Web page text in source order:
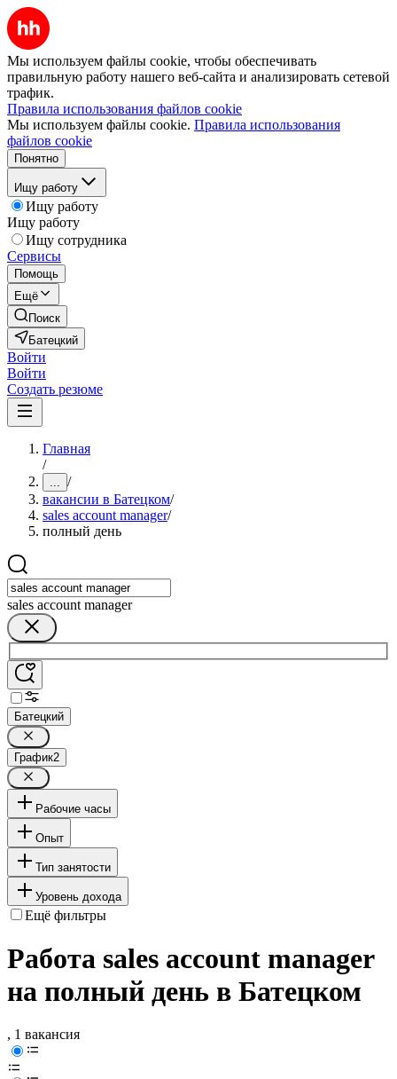
Мы используем файлы cookie, чтобы обеспечивать
правильную работу нашего веб-сайта и анализировать сетевой
трафик.
Правила использования файлов cookie
Мы используем файлы cookie. Правила использования
файлов cookie
Понятно
Ищу работу
Ищу работу
Ищу работу
Ищу сотрудника
Сервисы
Помощь
Ещё
Поиск
Батецкий
Войти
Войти
Создать резюме
Главная
/
... /
вакансии в Батецком/
sales account manager/
полный день
sales account manager
Батецкий
График2
Рабочие часы
Опыт
Тип занятости
Уровень дохода
Ещё фильтры
Работа sales account manager
на полный день в Батецком
, 1 вакансия